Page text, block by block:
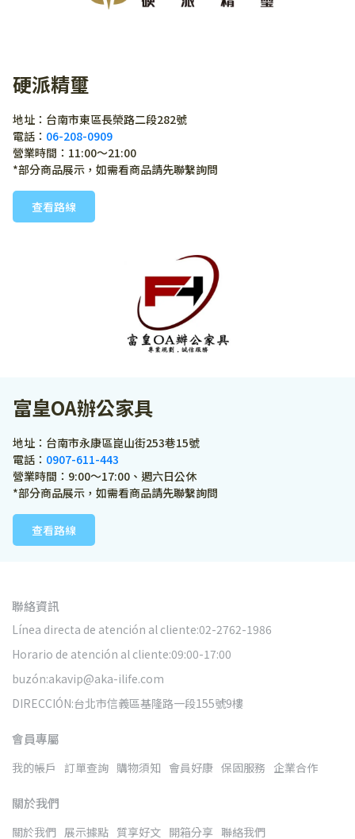
硬派精璽
地址：台南市東區長榮路二段282號
電話： 06-208-0909
營業時間：11:00～21:00
*部分商品展示，如需看商品請先聯繫詢問
查看路線
富皇OA辦公家具
地址：台南市永康區崑山街253巷15號
電話： 0907-611-443
營業時間：9:00～17:00、週六日公休
*部分商品展示，如需看商品請先聯繫詢問
查看路線
聯絡資訊
Línea directa de atención al cliente:02-2762-1986
Horario de atención al cliente:09:00-17:00
buzón:akavip@aka-ilife.com
DIRECCIÓN:台北市信義區基隆路一段155號9樓
會員專屬
我的帳戶 訂單查詢 購物須知 會員好康 保固服務 企業合作
關於我們
關於我們 展示據點 質享好文 開箱分享 聯絡我們